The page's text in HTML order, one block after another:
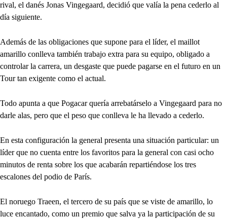
rival, el danés Jonas Vingegaard, decidió que valía la pena cederlo al
día siguiente.
Además de las obligaciones que supone para el líder, el maillot
amarillo conlleva también trabajo extra para su equipo, obligado a
controlar la carrera, un desgaste que puede pagarse en el futuro en un
Tour tan exigente como el actual.
Todo apunta a que Pogacar quería arrebatárselo a Vingegaard para no
darle alas, pero que el peso que conlleva le ha llevado a cederlo.
En esta configuración la general presenta una situación particular: un
líder que no cuenta entre los favoritos para la general con casi ocho
minutos de renta sobre los que acabarán repartiéndose los tres
escalones del podio de París.
El noruego Traeen, el tercero de su país que se viste de amarillo, lo
luce encantado, como un premio que salva ya la participación de su